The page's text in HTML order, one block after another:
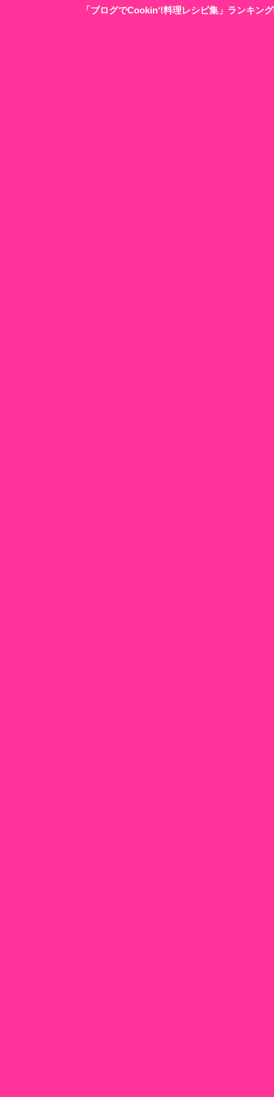
「ブログでCookin‘!料理レシピ集」ランキン